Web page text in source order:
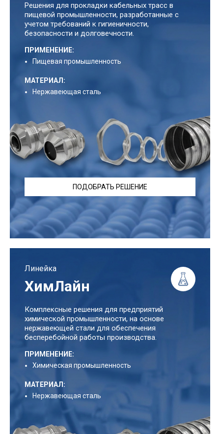
Решения для прокладки кабельных трасс в
пищевой промышленности, разработанные с
учетом требований к гигиеничности,
безопасности и долговечности.
ПРИМЕНЕНИЕ:
Пищевая промышленность
МАТЕРИАЛ:
Нержавеющая сталь
ПОДОБРАТЬ РЕШЕНИЕ
Линейка
ХимЛайн
Комплексные решения для предприятий
химической промышленности, на основе
нержавеющей стали для обеспечения
бесперебойной работы производства.
ПРИМЕНЕНИЕ:
Химическая промышленность
МАТЕРИАЛ:
Нержавеющая сталь